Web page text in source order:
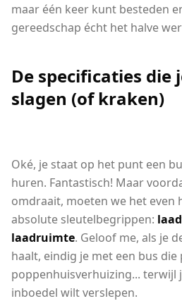
maar één keer kunt besteden
gereedschap écht het halve
De specificaties die
slagen (of kraken)
Oké, je staat op het punt een
huren. Fantastisch! Maar
omdraait, moeten we het even
absolute sleutelbegrippen:
laadruimte. Geloof me, als je
haalt, eindig je met een bus
poppenhuisverhuizing... terwijl
inboedel wilt verslepen.